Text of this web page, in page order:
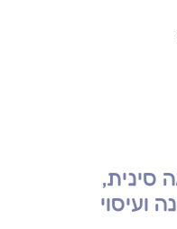
סינית,
ועיסוי